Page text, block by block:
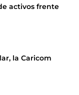
activos frente
la Caricom